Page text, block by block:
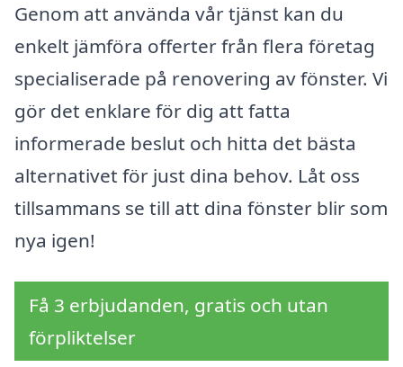
Genom att använda vår tjänst kan du
enkelt jämföra offerter från flera företag
specialiserade på renovering av fönster. Vi
gör det enklare för dig att fatta
informerade beslut och hitta det bästa
alternativet för just dina behov. Låt oss
tillsammans se till att dina fönster blir som
nya igen!
Få 3 erbjudanden, gratis och utan
förpliktelser